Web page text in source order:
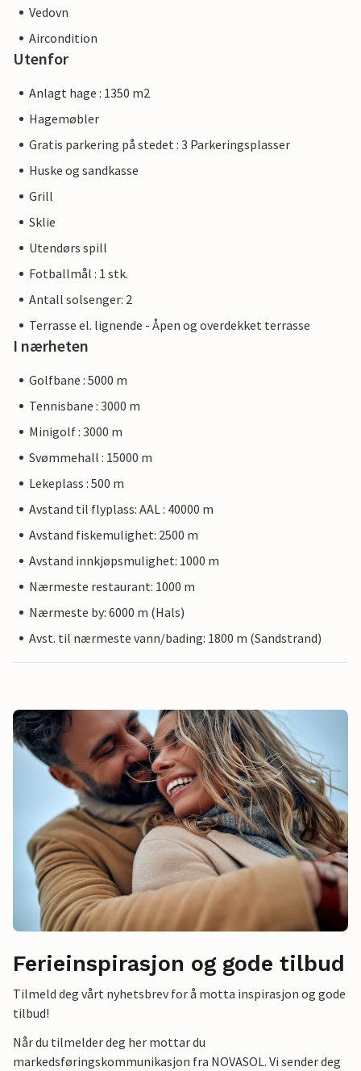
Vedovn
Aircondition
Utenfor
Anlagt hage : 1350 m2
Hagemøbler
Gratis parkering på stedet : 3 Parkeringsplasser
Huske og sandkasse
Grill
Sklie
Utendørs spill
Fotballmål : 1 stk.
Antall solsenger: 2
Terrasse el. lignende - Åpen og overdekket terrasse
I nærheten
Golfbane : 5000 m
Tennisbane : 3000 m
Minigolf : 3000 m
Svømmehall : 15000 m
Lekeplass : 500 m
Avstand til flyplass: AAL : 40000 m
Avstand fiskemulighet: 2500 m
Avstand innkjøpsmulighet: 1000 m
Nærmeste restaurant: 1000 m
Nærmeste by: 6000 m (Hals)
Avst. til nærmeste vann/bading: 1800 m (Sandstrand)
Ferieinspirasjon og gode tilbud
Tilmeld deg vårt nyhetsbrev for å motta inspirasjon og gode
tilbud!
Når du tilmelder deg her mottar du
markedsføringskommunikasjon fra NOVASOL. Vi sender deg